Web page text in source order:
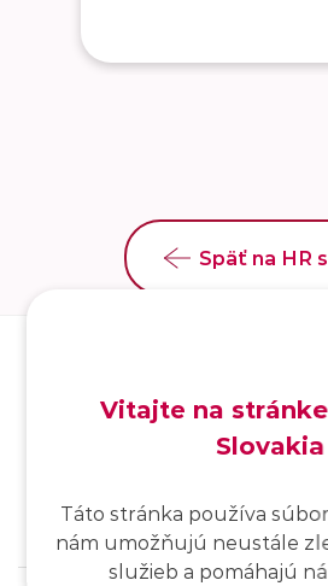
Späť na HR
SK/EN/DE
Vitajte na
Slovakia
Táto stránka používa
nám umožňujú neustále
služieb a pomáhajú